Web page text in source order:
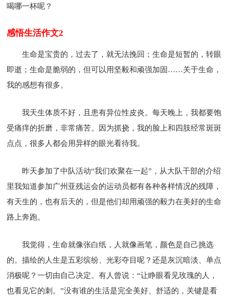
喝哪一杯呢？
感悟生活作文2
生命是宝贵的，过去了，就无法挽回；生命是短暂的，转眼
即逝；生命是脆弱的，但可以用坚毅和顽强加固……关于生命，
我的感想有很多。
我天生体质不好，且患有异位性皮炎。每天晚上，我都要饱
受痛痒的折磨，非常痛苦。因为抓挠，我的脸上和四肢经常斑斑
点点，很多人都会用异样的眼光看待我。
昨天参加了中队活动“我们欢聚在一起”，从大队干部的介绍
里我知道参加广州亚残运会的运动员都有各种各样情况的残障，
有天生的，也有后天的，但是他们却用顽强的毅力在美好的生命
路上奔跑。
我觉得，生命就像张白纸，人就像画笔，颜色是自己挑选
的。描绘的人生是五彩缤纷、光彩夺目呢？还是灰沉暗淡、单点
消极呢？一切由自己决定。有人曾说：“让睁眼看见玫瑰的人，
也看见它的刺。”没有谁的生活是完全美好、舒适的，关键是看